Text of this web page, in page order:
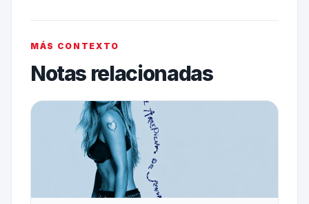
MÁS CONTEXTO
Notas relacionadas